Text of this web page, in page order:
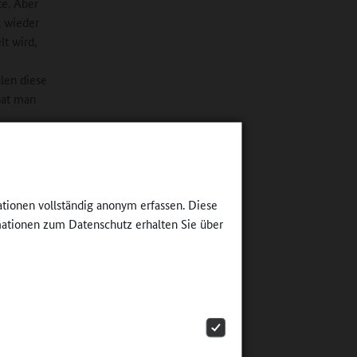
vollständig anonym erfassen. Diese
zum Datenschutz erhalten Sie über
wird,
diese
man
es